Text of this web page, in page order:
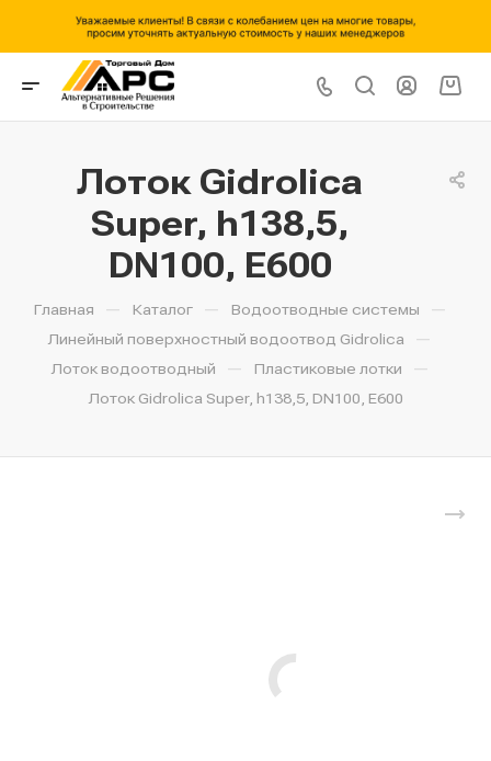
Лоток Gidrolica
Super, h138,5,
DN100, E600
Главная — Каталог — Водоотводные системы —
Линейный поверхностный водоотвод Gidrolica —
Лоток водоотводный — Пластиковые лотки —
Лоток Gidrolica Super, h138,5, DN100, E600